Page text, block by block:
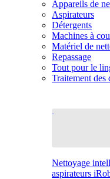
Appareils de
Aspirateurs
Détergents
Machines à
Matériel de
Repassage
Tout pour le
Traitement des
Nettoyage
aspirateurs